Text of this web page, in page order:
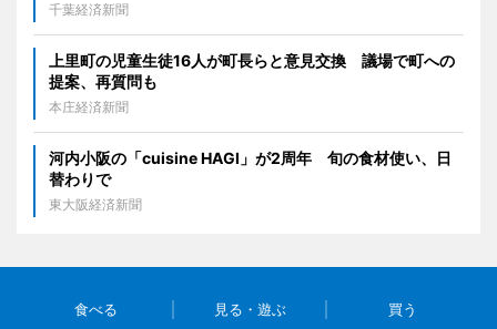
千葉経済新聞
上里町の児童生徒16人が町長らと意見交換 議場で町への
提案、再質問も
本庄経済新聞
河内小阪の「cuisine HAGI」が2周年 旬の食材使い、日
替わりで
東大阪経済新聞
食べる 見る・遊ぶ 買う